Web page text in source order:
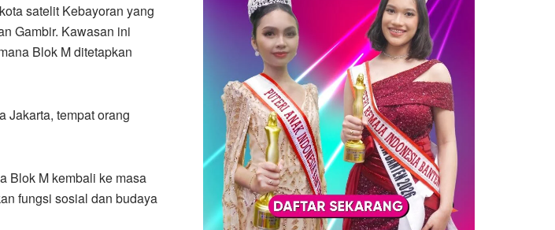
satelit Kebayoran yang
Gambir. Kawasan ini
Blok M ditetapkan
Jakarta, tempat orang
Blok M kembali ke masa
fungsi sosial dan budaya